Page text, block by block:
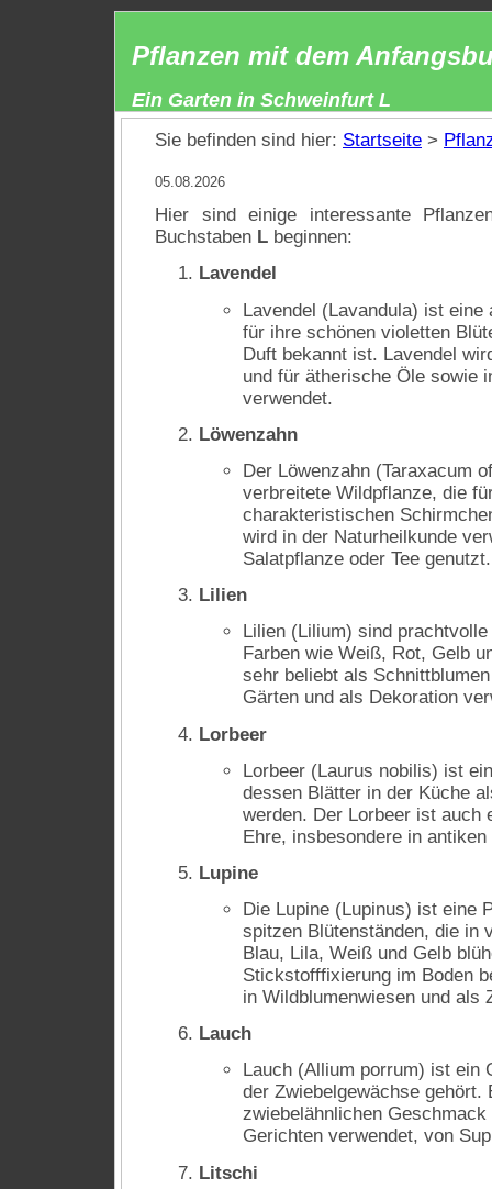
Pflanzen mit dem
Ein Garten in Schweinfurt L
Sie befinden sind hier: Startseite >
05.08.2026
Hier sind einige interessante
Buchstaben L beginnen:
Lavendel
Lavendel (Lavandula) ist
für ihre schönen violetten
Duft bekannt ist. Lavendel
und für ätherische Öle sowie
verwendet.
Löwenzahn
Der Löwenzahn (Taraxacum
verbreitete Wildpflanze, die
charakteristischen
wird in der Naturheilkunde
Salatpflanze oder Tee genutzt.
Lilien
Lilien (Lilium) sind
Farben wie Weiß, Rot, Gelb
sehr beliebt als
Gärten und als Dekoration
Lorbeer
Lorbeer (Laurus nobilis) ist
dessen Blätter in der Küche
werden. Der Lorbeer ist auch
Ehre, insbesondere in antiken
Lupine
Die Lupine (Lupinus) ist eine
spitzen Blütenständen, die in
Blau, Lila, Weiß und Gelb
Stickstofffixierung im Boden
in Wildblumenwiesen und als
Lauch
Lauch (Allium porrum) ist ein
der Zwiebelgewächse gehört.
zwiebelähnlichen
Gerichten verwendet, von
Litschi